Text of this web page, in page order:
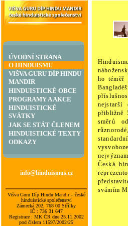
ho
nejstarší
přibližně
směrů
Česká
svámím
ÚVODNÍ STRANA
O HINDUISMU
VIŠVA GURU DÍP HINDU
MANDIR
HINDUISTICKÉ OBCE
PROGRAMY A AKCE
HINDUISTICKÉ
SVÁTKY
JAK SE STÁT ČLENEM
HINDUISTICKÉ TEXTY
ODKAZY
Višva Guru Díp Hindu Mandir – české
hinduistické společenství
Zámecká 202, 768 00 Střílky
IČ : 736 31 647
Registrace : MK ČR dne 25.11.2002
pod číslem 11597/2002/25
info@hinduismus.cz